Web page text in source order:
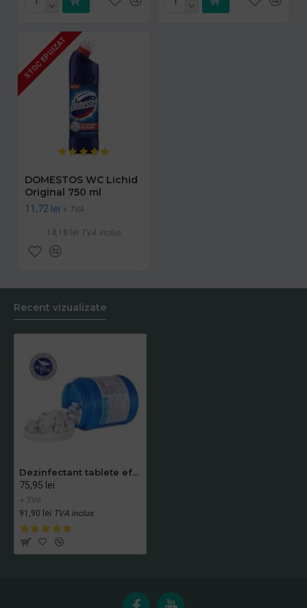
STOC EPUIZAT
DOMESTOS WC Lichid
Original 750 ml
11,72 lei + TVA
14,18 lei TVA inclus
Recent vizualizate
Dezinfectant tablete efervescente clor Biclosol 300buc
75,95 lei
+ TVA
91,90 lei TVA inclus